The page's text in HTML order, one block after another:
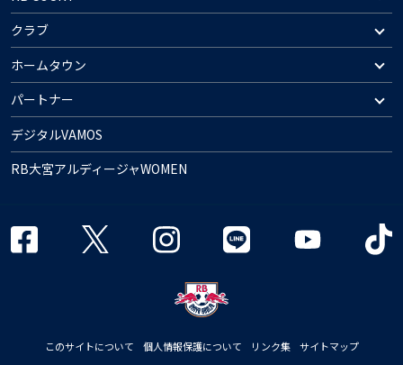
クラブ
ホームタウン
パートナー
デジタルVAMOS
RB大宮アルディージャWOMEN
このサイトについて 個人情報保護について リンク集
サイトマップ